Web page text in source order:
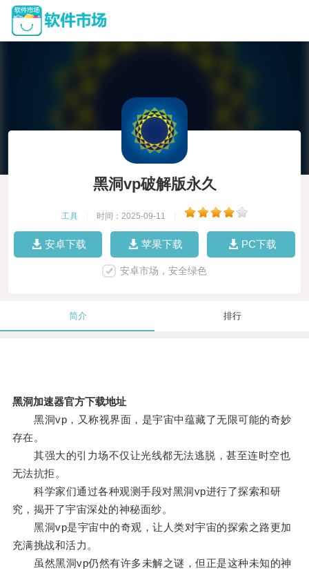
黑洞vp破解版永久
工具 时间：2025-09-11
安卓下载 苹果下载 PC下载
安卓市场，安全绿色
简介 排行
黑洞加速器官方下载地址
黑洞vp，又称视界面，是宇宙中蕴藏了无限可能的奇妙
存在。
其强大的引力场不仅让光线都无法逃脱，甚至连时空也
无法抗拒。
科学家们通过各种观测手段对黑洞vp进行了探索和研
究，揭开了宇宙深处的神秘面纱。
黑洞vp是宇宙中的奇观，让人类对宇宙的探索之路更加
充满挑战和活力。
虽然黑洞vp仍然有许多未解之谜，但正是这种未知的神